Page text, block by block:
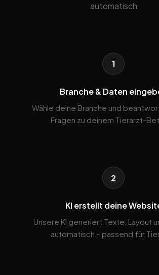
automatisch
1
Branche & Daten
Wähle deine Branche und
Fragen zu deinem Tierarzt-
2
KI erstellt deine
Unsere KI generiert Texte, Layout
automatisch – passend für